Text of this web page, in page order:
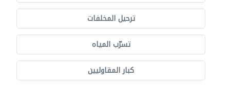
ترحيل المخلفات
تسرّب المياه
كبار المقاوليين